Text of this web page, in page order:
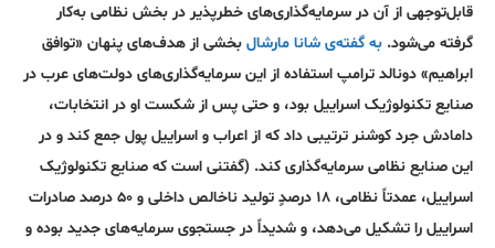
قابل‌توجهی از آن در سرمایه‌گذاری‌های خطر‌پذیر در بخش نظامی به‌کار
گرفته می‌شود. به گفته‌ی شانا مارشال بخشی از هدف‌های پنهان «توافق
ابراهیم» دونالد ترامپ استفاده از این سرمایه‌گذاری‌های دولت‌های عرب در
صنایع تکنولوژیک اسراییل بود، و حتی پس از شکست او در انتخابات،
دامادش جرد کوشنر ترتیبی داد که از اعراب و اسراییل پول جمع کند و در
این صنایع نظامی سرمایه‌گذاری کند. (گفتنی است که صنایع تکنولوژیک
اسراییل، عمدتاً نظامی، ۱۸ درصدٍ تولید ناخالص داخلی و ۵۰ درصد صادرات
اسراییل را تشکیل می‌دهد، و شدیداً در جستجوی سرمایه‌های جدید بوده و